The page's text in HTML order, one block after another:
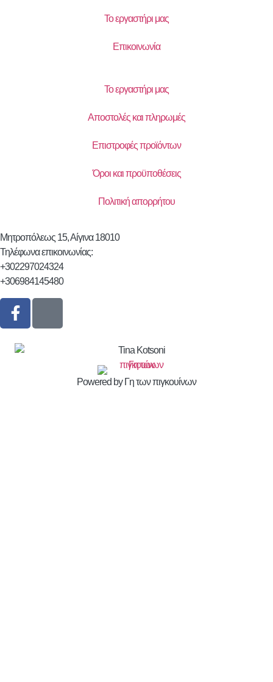
Το εργαστήρι μας
Επικοινωνία
Το εργαστήρι μας
Αποστολές και πληρωμές
Επιστροφές προϊόντων
Όροι και προϋποθέσεις
Πολιτική απορρήτου
Μητροπόλεως 15, Αίγινα 18010
Τηλέφωνα επικοινωνίας:
+302297024324
+306984145480
Powered by Γη των πιγκουίνων